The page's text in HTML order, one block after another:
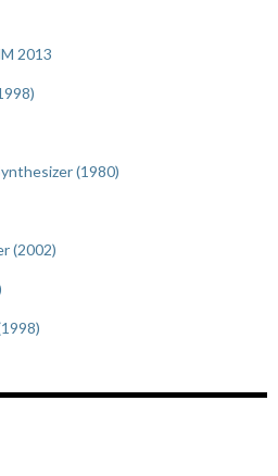
2013
(1980)
(2002)